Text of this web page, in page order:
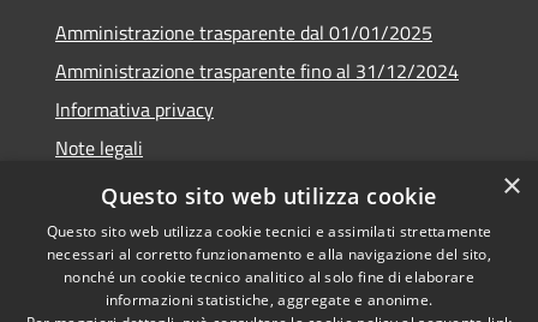
Amministrazione trasparente dal 01/01/2025
Amministrazione trasparente fino al 31/12/2024
Informativa privacy
Note legali
Dichiarazione di accessibilità
Copyright © 2026 • Comune di
×
Questo sito web utilizza cookie
Questo sito web utilizza cookie tecnici e assimilati strettamente
necessari al corretto funzionamento e alla navigazione del sito,
nonché un cookie tecnico analitico al solo fine di elaborare
informazioni statistiche, aggregate e anonime.